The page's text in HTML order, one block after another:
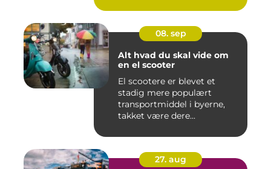
08. sep
Alt hvad du skal vide om
en el scooter
El scootere er blevet et
stadig mere populært
transportmiddel i byerne,
takket være dere...
27. aug